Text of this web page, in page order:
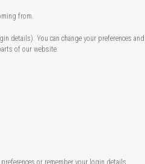
from.
details). You can change your preferences and
of our website.
or remember your login details.